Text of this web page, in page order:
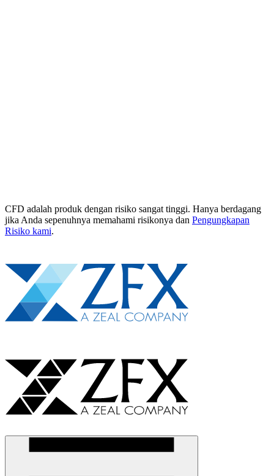
CFD adalah produk dengan risiko sangat tinggi. Hanya berdagang
jika Anda sepenuhnya memahami risikonya dan Pengungkapan
Risiko kami.